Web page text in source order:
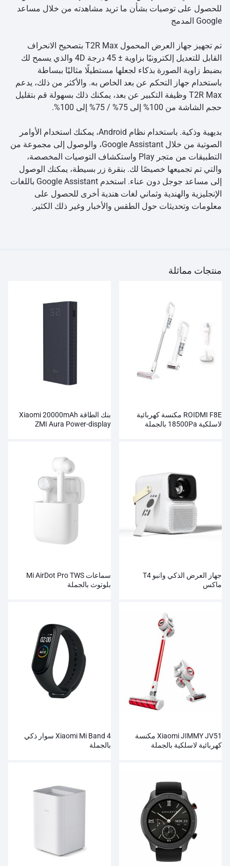
للحصول على توصيات بشأن ما تريد مشاهدته من خلال مساعد
Google المدمج
تم تجهيز جهاز العرض المحمول T2R Max بتصحيح الانحراف
القابل للتعديل إلكترونيًا بزاوية ± 45 درجة 4D والذي يسمح لك
بضبط زاوية الصورة بذكاء لجعلها مستطيلًا مثاليًا ببساطة
باستخدام جهاز التحكم عن بعد الخاص به. والأكثر من ذلك، يدعم
T2R Max وظيفة التكبير عن بعد، يمكنك ذلك بسهولة قم بتقليل
حجم الشاشة من 100% إلى 75% / 75% إلى 100%.
بديهية وذكية. باستخدام نظام Android، يمكنك استخدام الأوامر
الصوتية من خلال Google Assistant، والوصول إلى مجموعة من
التطبيقات من متجر Play واستكشاف التوصيات المخصصة،
والتي تم تجميعها خصيصًا لك. بنقرة زر بسيطة، يمكنك الوصول
إلى مساعد جوجل دون عناء. استخدم Google Assistant باللغات
الإنجليزية والهندية وثماني لغات هندية أخرى للحصول على
معلومات وتحديثات حول الطقس والأخبار وغير ذلك الكثير.
منتجات مماثلة
ROIDMI F8E مكنسة كهربائية
لاسلكية 18500Pa بالجملة
بنك الطاقة Xiaomi 20000mAh
ZMI Aura Power-display
جهاز العرض الذكي وانبو T4
ماكس
سماعات Mi AirDot Pro TWS
بلوتوث بالجملة
Xiaomi JIMMY JV51 مكنسة
كهربائية لاسلكية بالجملة
Xiaomi Mi Band 4 سوار ذكي
بالجملة